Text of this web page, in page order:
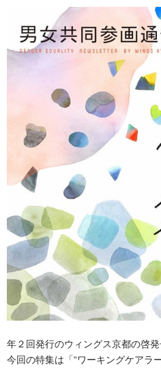
年２回発行のウィングス京都の啓
今回の特集は「“ワーキングケアラ